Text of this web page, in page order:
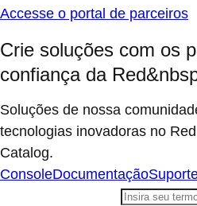
Accesse o portal de parceiros
Crie soluções com os
confiança da
Soluções de nossa
tecnologias inovadoras no
Catalog.
ConsoleDocumentação